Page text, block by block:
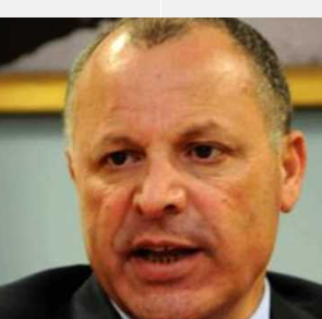
الدوري السعودي للمحترفين
دوري أبطال أوروبا
دوري أبطال إفريقيا
كل البطولات